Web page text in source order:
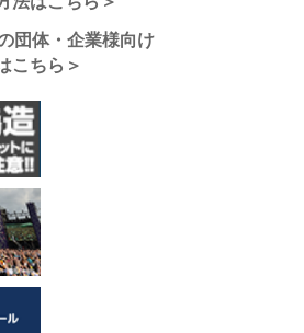
団体・企業様向け
こちら＞